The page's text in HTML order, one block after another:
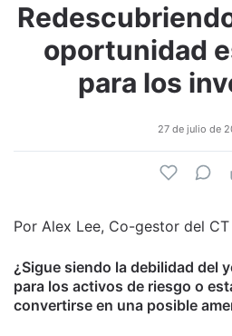
oportunidad
para los
27 de julio de
Por Alex Lee, Co-gestor del
¿Sigue siendo la debilidad del
para los activos de riesgo o
convertirse en una posible